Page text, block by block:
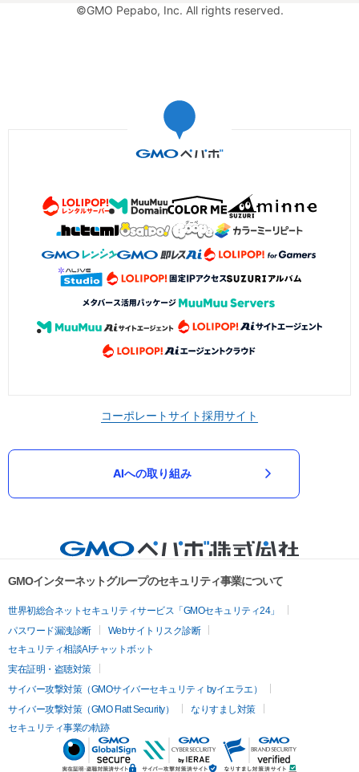
©GMO Pepabo, Inc. All rights reserved.
コーポレートサイト採用サイト
AIへの取り組み
GMOインターネットグループのセキュリティ事業について
世界初総合ネットセキュリティサービス「GMOセキュリティ24」
パスワード漏洩診断
Webサイトリスク診断
セキュリティ相談AIチャットボット
実在証明・盗聴対策
サイバー攻撃対策（GMOサイバーセキュリティ byイエラエ）
サイバー攻撃対策（GMO Flatt Security）
なりすまし対策
セキュリティ事業の軌跡